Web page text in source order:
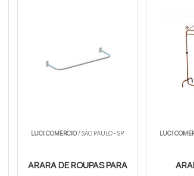
LUCI COMERCIO/ SÃO PAULO - SP
ARARA DE ROUPAS PARA
LUCI